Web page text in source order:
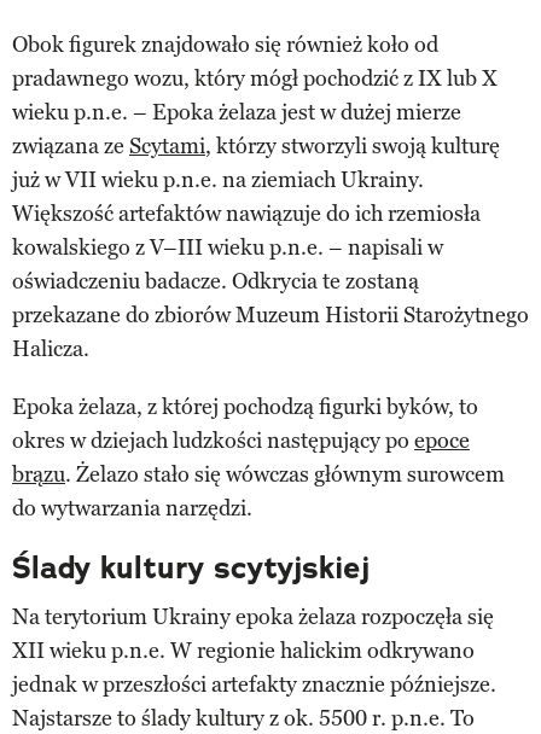
Obok figurek znajdowało się również koło od
pradawnego wozu, który mógł pochodzić z IX lub X
wieku p.n.e. – Epoka żelaza jest w dużej mierze
związana ze Scytami, którzy stworzyli swoją kulturę
już w VII wieku p.n.e. na ziemiach Ukrainy.
Większość artefaktów nawiązuje do ich rzemiosła
kowalskiego z V–III wieku p.n.e. – napisali w
oświadczeniu badacze. Odkrycia te zostaną
przekazane do zbiorów Muzeum Historii Starożytnego
Halicza.
Epoka żelaza, z której pochodzą figurki byków, to
okres w dziejach ludzkości następujący po epoce
brązu. Żelazo stało się wówczas głównym surowcem
do wytwarzania narzędzi.
Ślady kultury scytyjskiej
Na terytorium Ukrainy epoka żelaza rozpoczęła się
XII wieku p.n.e. W regionie halickim odkrywano
jednak w przeszłości artefakty znacznie późniejsze.
Najstarsze to ślady kultury z ok. 5500 r. p.n.e. To